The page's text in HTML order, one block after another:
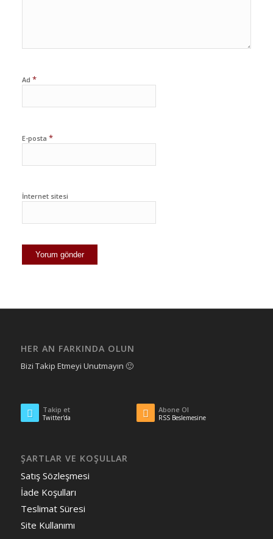
Ad *
E-posta *
İnternet sitesi
HER AN FARKINDA OLUN
Bizi Takip Etmeyi Unutmayın 🙂
Takip et
Twitter'da
Abone Ol
RSS Beslemesine
ŞARTLAR VE KOŞULLAR
Satış Sözleşmesi
İade Koşulları
Teslimat Süresi
Site Kullanımı